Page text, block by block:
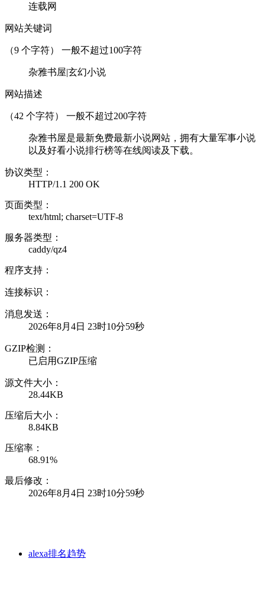
连载网
网站关键词
（9 个字符） 一般不超过100字符
杂雅书屋|玄幻小说
网站描述
（42 个字符） 一般不超过200字符
杂雅书屋是最新免费最新小说网站，拥有大量军事小说
以及好看小说排行榜等在线阅读及下载。
协议类型：
HTTP/1.1 200 OK
页面类型：
text/html; charset=UTF-8
服务器类型：
caddy/qz4
程序支持：
连接标识：
消息发送：
2026年8月4日 23时10分59秒
GZIP检测：
已启用GZIP压缩
源文件大小：
28.44KB
压缩后大小：
8.84KB
压缩率：
68.91%
最后修改：
2026年8月4日 23时10分59秒
alexa排名趋势